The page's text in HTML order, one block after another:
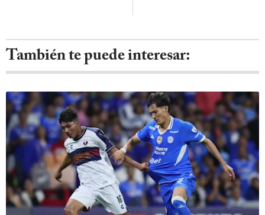
También te puede interesar: